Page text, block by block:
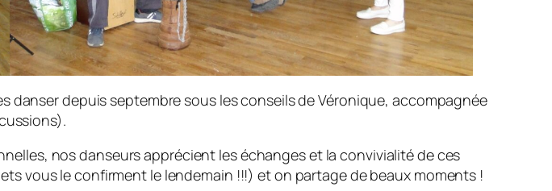
depuis septembre sous les conseils de Véronique, accompagnée
nos danseurs apprécient les échanges et la convivialité de ces
vous le confirment le lendemain !!!) et on partage de beaux moments !